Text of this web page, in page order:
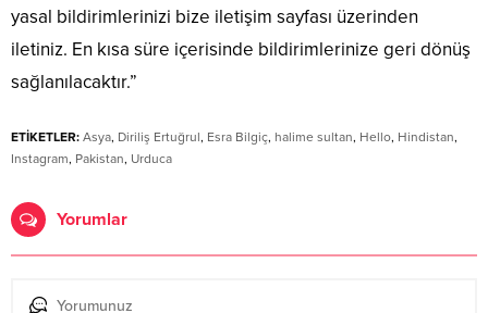
yasal bildirimlerinizi bize iletişim sayfası üzerinden
iletiniz. En kısa süre içerisinde bildirimlerinize geri dönüş
sağlanılacaktır.”
ETİKETLER: Asya, Diriliş Ertuğrul, Esra Bilgiç, halime sultan, Hello, Hindistan,
Instagram, Pakistan, Urduca
Yorumlar